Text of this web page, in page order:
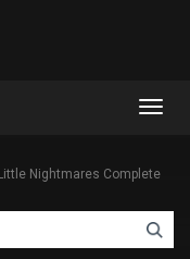
Little Nightmares Complete